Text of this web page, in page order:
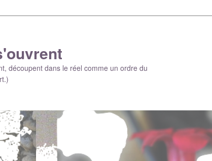
découpent dans le réel comme un ordre du